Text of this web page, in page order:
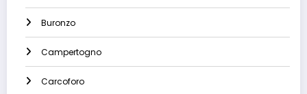
Buronzo
Campertogno
Carcoforo